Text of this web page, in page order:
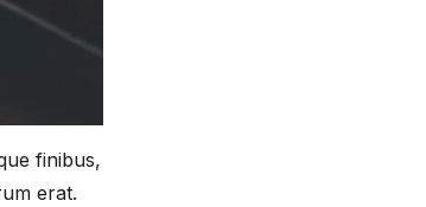
finibus,
erat.